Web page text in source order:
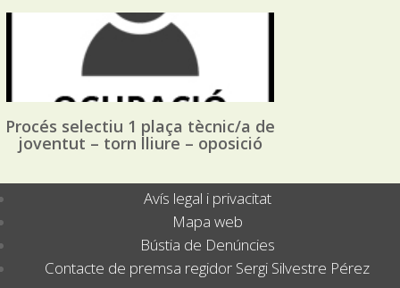
Procés selectiu 1 plaça tècnic/a de
joventut – torn lliure – oposició
Avís legal i privacitat
Mapa web
Bústia de Denúncies
Contacte de premsa regidor Sergi Silvestre Pérez